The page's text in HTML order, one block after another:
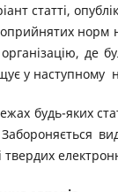
статті,
норм
де
у наступному
будь-яких